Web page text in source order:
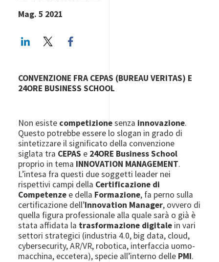
Mag. 5 2021
LinkedInTwitter
CONVENZIONE FRA CEPAS (BUREAU VERITAS) E
24ORE BUSINESS SCHOOL
Non esiste competizionesenza innovazione.
Questo potrebbe essere lo slogan in grado di
sintetizzare il significato della convenzione
siglata tra CEPAS e 24ORE Business School
proprio in tema INNOVATION MANAGEMENT.
L’intesa fra questi due soggetti leader nei
rispettivi campi della Certificazione di
Competenze e della Formazione, fa perno sulla
certificazione dell’Innovation Manager, ovvero di
quella figura professionale alla quale sarà o già è
stata affidata la trasformazione digitale in vari
settori strategici (industria 4.0, big data, cloud,
cybersecurity, AR/VR, robotica, interfaccia uomo-
macchina, eccetera), specie all’interno delle PMI.